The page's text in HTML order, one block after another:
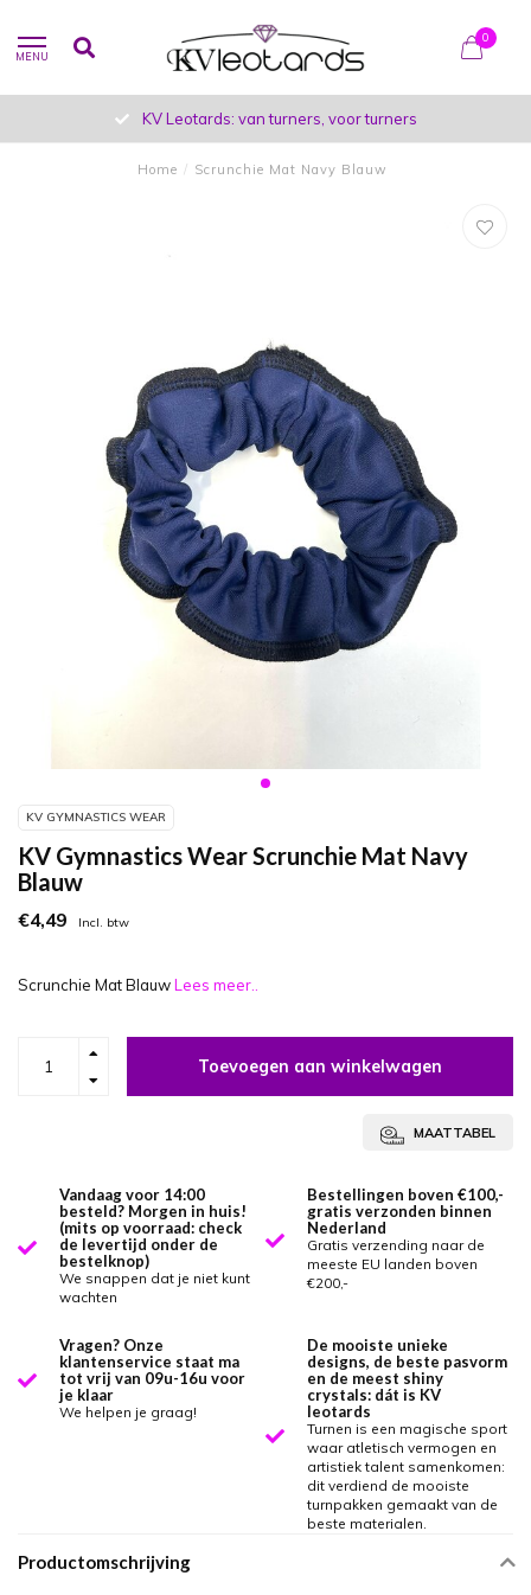
MENU
0
KV Leotards: van turners, voor turners
Home / Scrunchie Mat Navy Blauw
KV GYMNASTICS WEAR
KV Gymnastics Wear Scrunchie Mat Navy
Blauw
€4,49 Incl. btw
Scrunchie Mat BlauwLees meer..
Toevoegen aan winkelwagen
MAATTABEL
Vandaag voor 14:00
besteld? Morgen in huis!
(mits op voorraad: check
de levertijd onder de
bestelknop)
We snappen dat je niet kunt
wachten
Bestellingen boven €100,-
gratis verzonden binnen
Nederland
Gratis verzending naar de
meeste EU landen boven
€200,-
Vragen? Onze
klantenservice staat ma
tot vrij van 09u-16u voor
je klaar
We helpen je graag!
De mooiste unieke
designs, de beste pasvorm
en de meest shiny
crystals: dát is KV
leotards
Turnen is een magische sport
waar atletisch vermogen en
artistiek talent samenkomen:
dit verdiend de mooiste
turnpakken gemaakt van de
beste materialen.
Productomschrijving